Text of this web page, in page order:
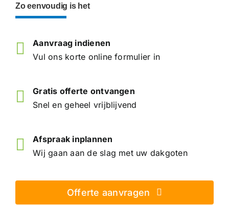
Zo eenvoudig is het
Aanvraag indienen
Vul ons korte online formulier in
Gratis offerte ontvangen
Snel en geheel vrijblijvend
Afspraak inplannen
Wij gaan aan de slag met uw dakgoten
Offerte aanvragen